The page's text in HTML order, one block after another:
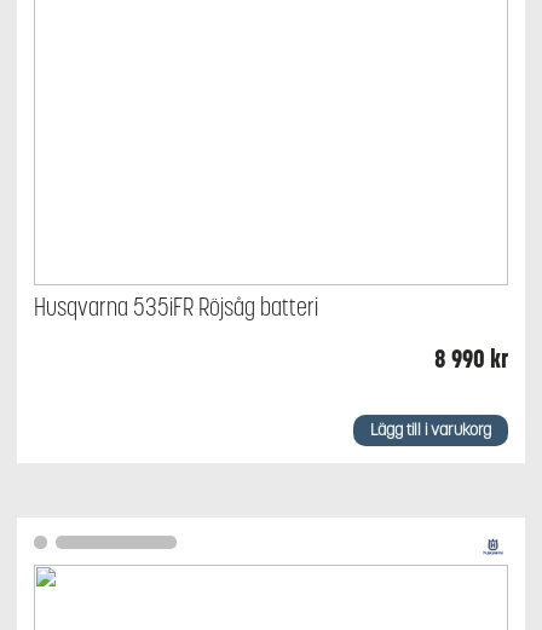
Husqvarna 535iFR Röjsåg batteri
8 990 kr
Lägg till i varukorg